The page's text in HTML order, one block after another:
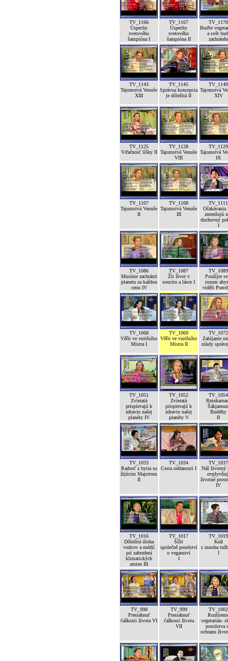
TV_1166
Úspechy
svetového
šampióna I
TV_1167
Úspechy
svetového
šampióna II
TV_1170
Buďte
a svět
zachráněn
TV_1143
Tajomstvá Venuše
XIII
TV_1145
Správna koncepcia
je dôležitá II
TV_1149
Tajomstvá
XIV
TV_1125
Vďačnosť líšky II
TV_1128
Tajomstvá Venuše
VIII
TV_1129
Tajomstvá
IX
TV_1107
Tajomstvá Venuše
II
TV_1108
Tajomstvá Venuše
III
TV_1111
Očakávania
zmenšujú
duchovný
I
TV_1086
Musíme zachránit
planetu za každou
cenu IV
TV_1087
Žít život v
soucitu a lásce I
TV_1089
Použijte
rozum
viděli
TV_1068
Věřit ve vnitřního
Mistra I
TV_1069
Věřit ve vnitřního
Mistra II
TV_1072
Zabíjanie
nikdy
TV_1051
Zvieratá
prispievajú k
zdraviu našej
planéty IV
TV_1052
Zvieratá
prispievajú k
zdraviu našej
planéty V
TV_1054
Buddhy
II
TV_1033
Radosť z bytia so
žijúcim Majstrom
II
TV_1034
Cesta oddanosti I
TV_1037
Náš životný
životné
IV
TV_1016
Dôležitá úloha
vodcov a médií
pri zabrzdení
klimatických
zmien III
TV_1017
Šířit
společně poselství
o veganství
I
TV_1019
Král
s mnoha
I
TV_998
Presiahnuť
ťažkosti života VI
TV_999
Presiahnuť
ťažkosti života
VII
TV_1002
vegetarián-
posolstva
ochranu